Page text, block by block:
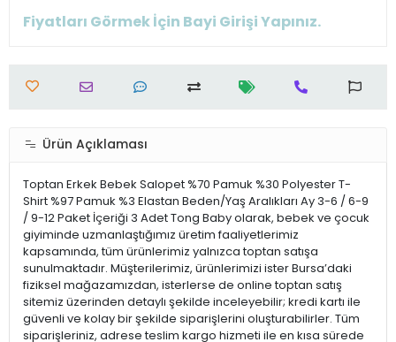
Fiyatları Görmek İçin Bayi Girişi Yapınız.
Ürün Açıklaması
Toptan Erkek Bebek Salopet %70 Pamuk %30 Polyester T-
Shirt %97 Pamuk %3 Elastan Beden/Yaş Aralıkları Ay 3-6 / 6-9
/ 9-12 Paket İçeriği 3 Adet Tong Baby olarak, bebek ve çocuk
giyiminde uzmanlaştığımız üretim faaliyetlerimiz
kapsamında, tüm ürünlerimiz yalnızca toptan satışa
sunulmaktadır. Müşterilerimiz, ürünlerimizi ister Bursa’daki
fiziksel mağazamızdan, isterlerse de online toptan satış
sitemiz üzerinden detaylı şekilde inceleyebilir; kredi kartı ile
güvenli ve kolay bir şekilde siparişlerini oluşturabilirler. Tüm
siparişleriniz, adrese teslim kargo hizmeti ile en kısa sürede